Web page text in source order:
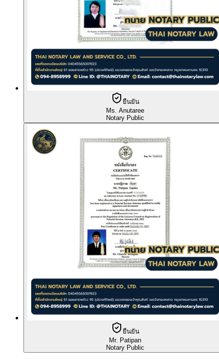
ยืนยัน
Ms. Anutaree
Notary Public
ยืนยัน
Mr. Patipan
Notary Public